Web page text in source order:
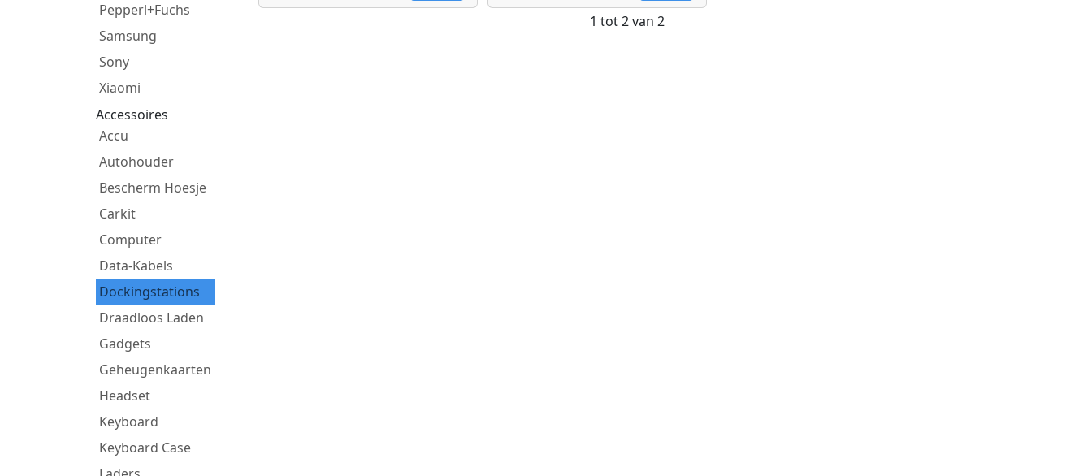
Pepperl+Fuchs
Samsung
Sony
Xiaomi
Accessoires
Accu
Autohouder
Bescherm Hoesje
Carkit
Computer
Data-Kabels
Dockingstations
Draadloos Laden
Gadgets
Geheugenkaarten
Headset
Keyboard
Keyboard Case
1 tot 2 van 2